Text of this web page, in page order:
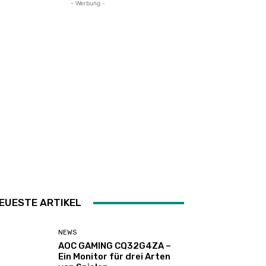
- Werbung -
ARTIKEL
NEWS
AOC GAMING CQ32G4ZA –
Ein Monitor für drei Arten